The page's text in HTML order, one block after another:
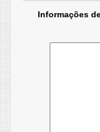
Informações